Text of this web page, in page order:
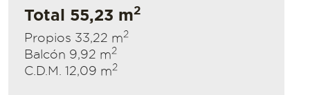
Total 55,23 m2
Propios 33,22 m2
Balcón 9,92 m2
C.D.M. 12,09 m2